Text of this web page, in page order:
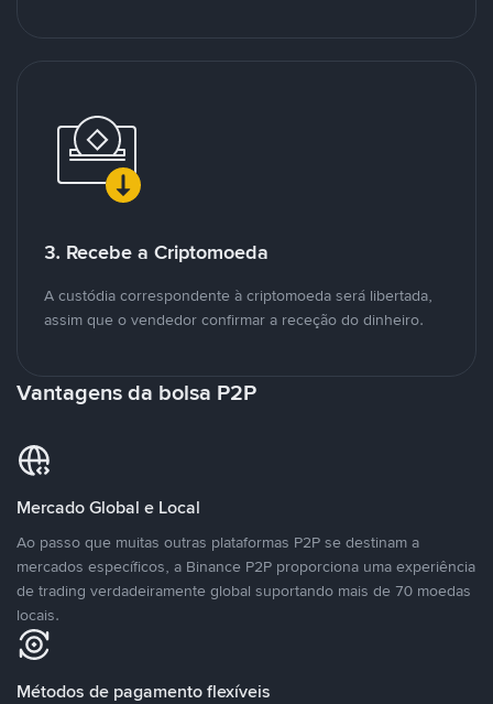
3. Recebe a Criptomoeda
A custódia correspondente à criptomoeda será libertada,
assim que o vendedor confirmar a receção do dinheiro.
Vantagens da bolsa P2P
Mercado Global e Local
Ao passo que muitas outras plataformas P2P se destinam a
mercados específicos, a Binance P2P proporciona uma experiência
de trading verdadeiramente global suportando mais de 70 moedas
locais.
Métodos de pagamento flexíveis